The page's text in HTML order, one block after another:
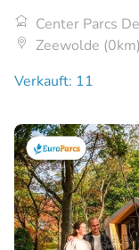
Center Parcs
Zeewolde (0km)
Verkauft: 11